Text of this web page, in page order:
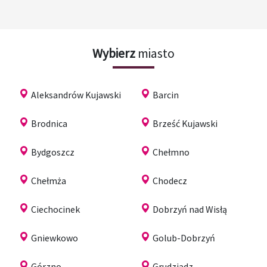
Wybierz miasto
Aleksandrów Kujawski Barcin
Brodnica Brześć Kujawski
Bydgoszcz Chełmno
Chełmża Chodecz
Ciechocinek Dobrzyń nad Wisłą
Gniewkowo Golub-Dobrzyń